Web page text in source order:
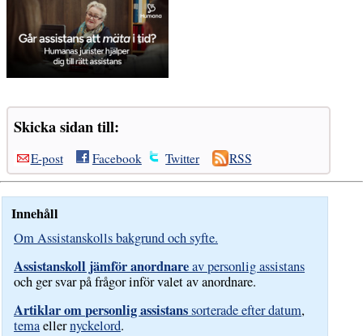
Skicka sidan till:
E-post Facebook Twitter RSS
Innehåll
Om Assistanskolls bakgrund och syfte.
Assistanskoll jämför anordnareav personlig assistans
och ger svar på frågor inför valet av anordnare.
Artiklar om personlig assistanssorterade efter datum,
temaellernyckelord.